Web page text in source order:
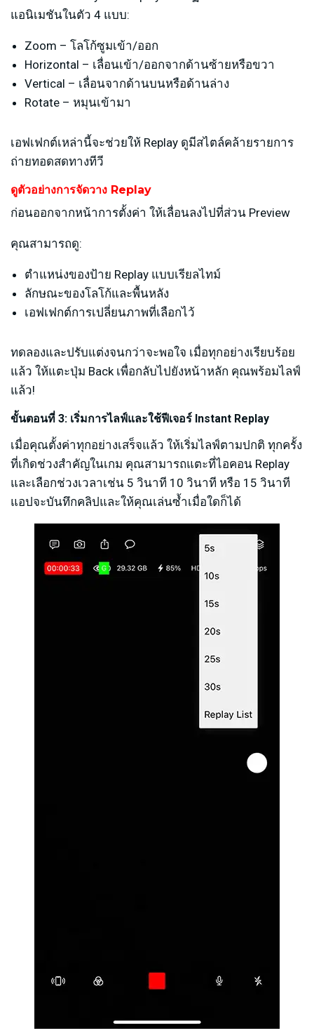
แอนิเมชันในตัว 4 แบบ:
Zoom – โลโก้ซูมเข้า/ออก
Horizontal – เลื่อนเข้า/ออกจากด้านซ้ายหรือขวา
Vertical – เลื่อนจากด้านบนหรือด้านล่าง
Rotate – หมุนเข้ามา
เอฟเฟกต์เหล่านี้จะช่วยให้ Replay ดูมีสไตล์คล้ายรายการ
ถ่ายทอดสดทางทีวี
ดูตัวอย่างการจัดวาง Replay
ก่อนออกจากหน้าการตั้งค่า ให้เลื่อนลงไปที่ส่วน Preview
คุณสามารถดู:
ตำแหน่งของป้าย Replay แบบเรียลไทม์
ลักษณะของโลโก้และพื้นหลัง
เอฟเฟกต์การเปลี่ยนภาพที่เลือกไว้
ทดลองและปรับแต่งจนกว่าจะพอใจ เมื่อทุกอย่างเรียบร้อย
แล้ว ให้แตะปุ่ม Back เพื่อกลับไปยังหน้าหลัก คุณพร้อมไลฟ์
แล้ว!
ขั้นตอนที่ 3: เริ่มการไลฟ์และใช้ฟีเจอร์ Instant Replay
เมื่อคุณตั้งค่าทุกอย่างเสร็จแล้ว ให้เริ่มไลฟ์ตามปกติ ทุกครั้ง
ที่เกิดช่วงสำคัญในเกม คุณสามารถแตะที่ไอคอน Replay
และเลือกช่วงเวลาเช่น 5 วินาที 10 วินาที หรือ 15 วินาที
แอปจะบันทึกคลิปและให้คุณเล่นซ้ำเมื่อใดก็ได้